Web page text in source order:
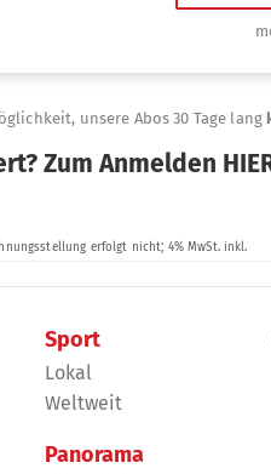
Sport
Lokal
Weltweit
Panorama